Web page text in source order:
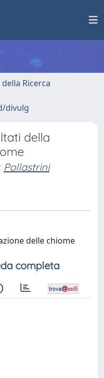
Ricerca
divulg
della
Pollastrini
delle chiome
completa